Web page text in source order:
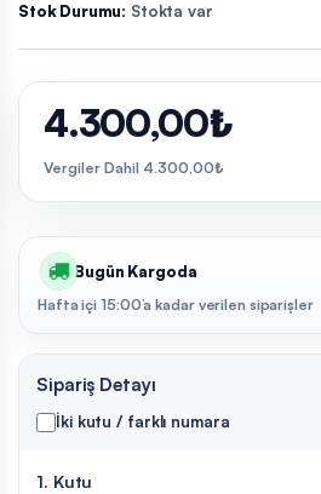
Stok Durumu: Stokta var
4.300,00₺
Vergiler Dahil 4.300,00₺
Bugün Kargoda
Hafta içi 15:00’a kadar verilen siparişler
Sipariş Detayı
İki kutu / farklı numara
1. Kutu